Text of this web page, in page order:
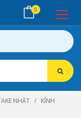
0
NHẬT
KÍNH